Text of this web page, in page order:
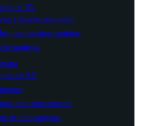
de RV
y tapetes para patio
marquesinas sombras
herramienta
de RV
para autocaravana
de autocaravana